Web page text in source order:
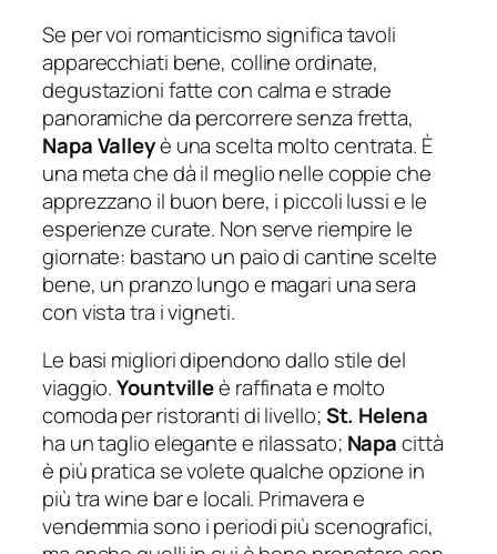
Se per voi romanticismo significa tavoli
apparecchiati bene, colline ordinate,
degustazioni fatte con calma e strade
panoramiche da percorrere senza fretta,
Napa Valleyè una scelta molto centrata. È
una meta che dà il meglio nelle coppie che
apprezzano il buon bere, i piccoli lussi e le
esperienze curate. Non serve riempire le
giornate: bastano un paio di cantine scelte
bene, un pranzo lungo e magari una sera
con vista tra i vigneti.
Le basi migliori dipendono dallo stile del
viaggio.Yountvilleè raffinata e molto
comoda per ristoranti di livello;St. Helena
ha un taglio elegante e rilassato; Napacittà
è più pratica se volete qualche opzione in
più tra wine bar e locali. Primavera e
vendemmia sono i periodi più scenografici,